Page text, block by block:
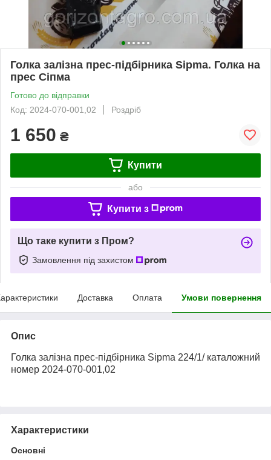
Голка залізна прес-підбірника Sipma. Голка на
прес Сіпма
Готово до відправки
Код: 2024-070-001,02
Роздріб
1 650 ₴
Купити
або
Купити з
Що таке купити з Пром?
Замовлення під захистом
Доставка Оплата Умови повернення
Опис
Голка залізна прес-підбірника Sipma 224/1/ каталожний
номер 2024-070-001,02
Характеристики
Основні